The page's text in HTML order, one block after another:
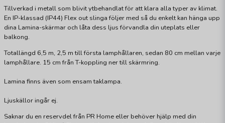
Tillverkad i metall som blivit ytbehandlat för att klara alla typer av klimat.
En IP-klassad (IP44) Flex out slinga följer med så du enkelt kan hänga upp
dina Lamina-skärmar och låta dess ljus förvandla din uteplats eller
balkong.
Totallängd 6,5 m, 2,5 m till första lamphållaren, sedan 80 cm mellan varje
lamphållare. 15 cm från T-koppling ner till skärmring.
Lamina finns även som ensam taklampa.
Ljuskällor ingår ej.
Saknar du en reservdel från PR Home eller behöver hjälp med din